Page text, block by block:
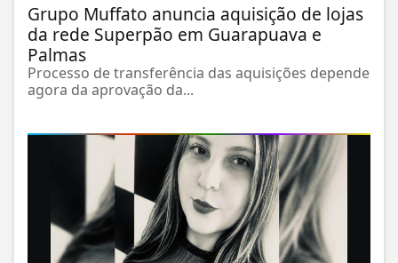
Grupo Muffato anuncia aquisição de lojas
da rede Superpão em Guarapuava e
Palmas
Processo de transferência das aquisições depende
agora da aprovação da...